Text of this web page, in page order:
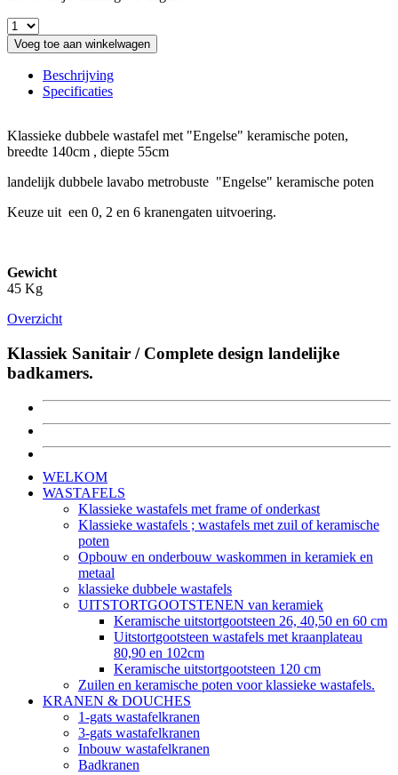
Voeg toe aan winkelwagen
Beschrijving
Specificaties
Klassieke dubbele wastafel met "Engelse" keramische poten,
breedte 140cm , diepte 55cm
landelijk dubbele lavabo metrobuste "Engelse" keramische poten
Keuze uit een 0, 2 en 6 kranengaten uitvoering.
Gewicht
45 Kg
Overzicht
Klassiek Sanitair / Complete design landelijke
badkamers.
WELKOM
WASTAFELS
Klassieke wastafels met frame of onderkast
Klassieke wastafels ; wastafels met zuil of keramische
poten
Opbouw en onderbouw waskommen in keramiek en
metaal
klassieke dubbele wastafels
UITSTORTGOOTSTENEN van keramiek
Keramische uitstortgootsteen 26, 40,50 en 60 cm
Uitstortgootsteen wastafels met kraanplateau
80,90 en 102cm
Keramische uitstortgootsteen 120 cm
Zuilen en keramische poten voor klassieke wastafels.
KRANEN & DOUCHES
1-gats wastafelkranen
3-gats wastafelkranen
Inbouw wastafelkranen
Badkranen